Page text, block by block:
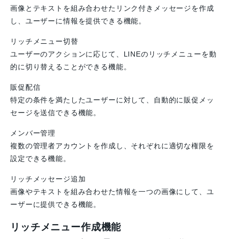
画像とテキストを組み合わせたリンク付きメッセージを作成
し、ユーザーに情報を提供できる機能。
リッチメニュー切替
ユーザーのアクションに応じて、LINEのリッチメニューを動
的に切り替えることができる機能。
販促配信
特定の条件を満たしたユーザーに対して、自動的に販促メッ
セージを送信できる機能。
メンバー管理
複数の管理者アカウントを作成し、それぞれに適切な権限を
設定できる機能。
リッチメッセージ追加
画像やテキストを組み合わせた情報を一つの画像にして、ユ
ーザーに提供できる機能。
リッチメニュー作成機能